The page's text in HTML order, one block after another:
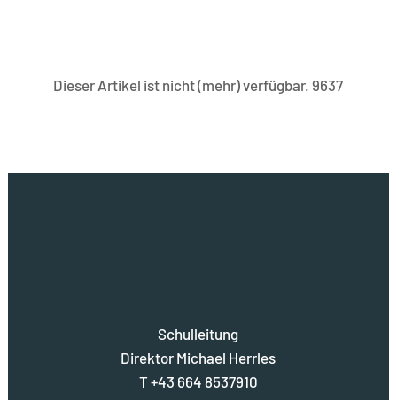
Dieser Artikel ist nicht (mehr) verfügbar. 9637
Schulleitung
Direktor Michael Herrles
T +43 664 8537910